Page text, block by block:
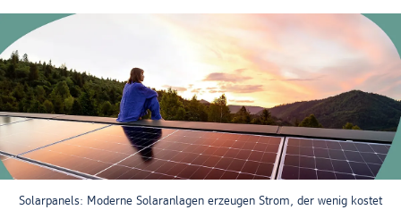
Solarpanels: Moderne Solaranlagen erzeugen Strom, der wenig kostet